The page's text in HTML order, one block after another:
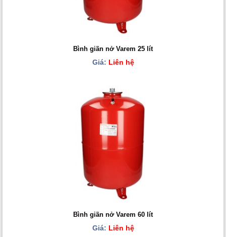
Bình giãn nở Varem 25 lít
Giá: Liên hệ
Bình giãn nở Varem 60 lít
Giá: Liên hệ